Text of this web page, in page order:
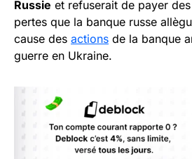
Russie et refuserait de payer
pertes que la banque russe
cause des actions de la banque
guerre en Ukraine.